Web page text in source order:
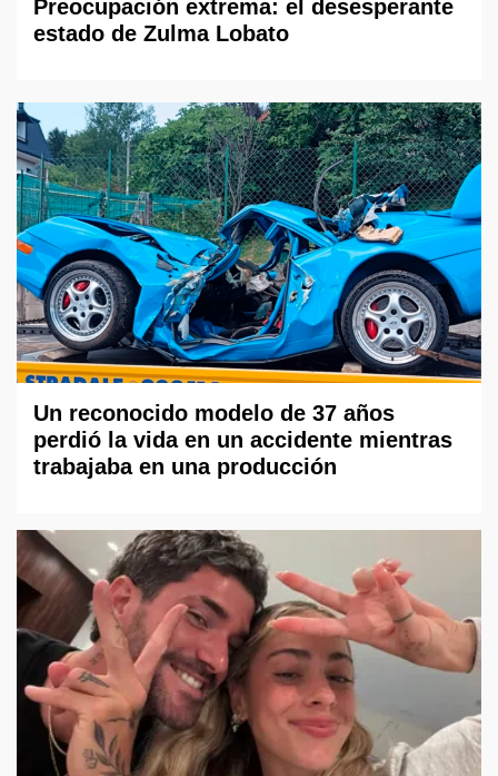
Preocupación extrema: el desesperante
estado de Zulma Lobato
Un reconocido modelo de 37 años
perdió la vida en un accidente mientras
trabajaba en una producción